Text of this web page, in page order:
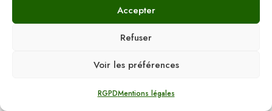
Accepter
Refuser
Voir les préférences
RGPDMentions légales
Comité Départemental du Basket Ball Aveyron
2022